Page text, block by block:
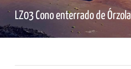
LZ03 Cono enterrado de Órzola